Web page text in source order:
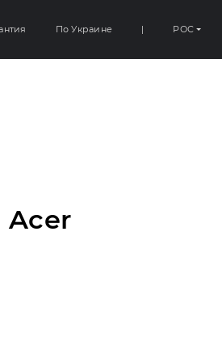
По Украине | РОС